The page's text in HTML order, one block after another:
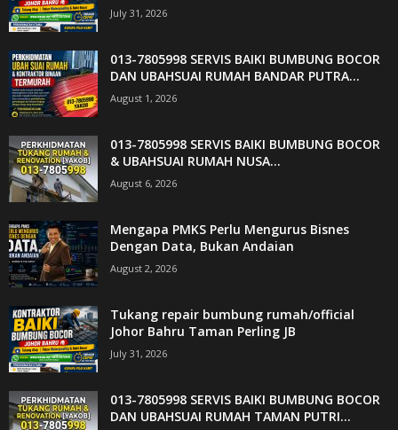
July 31, 2026
013-7805998 SERVIS BAIKI BUMBUNG BOCOR
DAN UBAHSUAI RUMAH BANDAR PUTRA...
August 1, 2026
013-7805998 SERVIS BAIKI BUMBUNG BOCOR
& UBAHSUAI RUMAH NUSA...
August 6, 2026
Mengapa PMKS Perlu Mengurus Bisnes
Dengan Data, Bukan Andaian
August 2, 2026
Tukang repair bumbung rumah/official
Johor Bahru Taman Perling JB
July 31, 2026
013-7805998 SERVIS BAIKI BUMBUNG BOCOR
DAN UBAHSUAI RUMAH TAMAN PUTRI...